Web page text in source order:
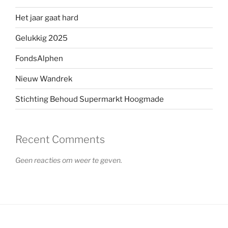
Het jaar gaat hard
Gelukkig 2025
FondsAlphen
Nieuw Wandrek
Stichting Behoud Supermarkt Hoogmade
Recent Comments
Geen reacties om weer te geven.